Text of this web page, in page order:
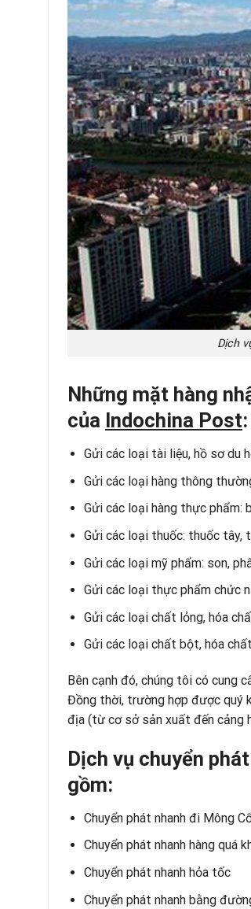
Dịch
Những mặt hàng
của Indochina Post:
Gửi các loại tài liệu, hồ sơ du
Gửi các loại hàng thông
Gửi các loại hàng thực phẩm:
Gửi các loại thuốc: thuốc tây,
Gửi các loại mỹ phẩm: son,
Gửi các loại thực phẩm chức
Gửi các loại chất lỏng, hóa
Gửi các loại chất bột, hóa
Bên cạnh đó, chúng tôi có cung
Đồng thời, trường hợp được quý
địa (từ cơ sở sản xuất đến cảng
Dịch vụ chuyển
gồm:
Chuyển phát nhanh đi Mông
Chuyển phát nhanh hàng quá
Chuyển phát nhanh hỏa tốc
Chuyển phát nhanh bằng